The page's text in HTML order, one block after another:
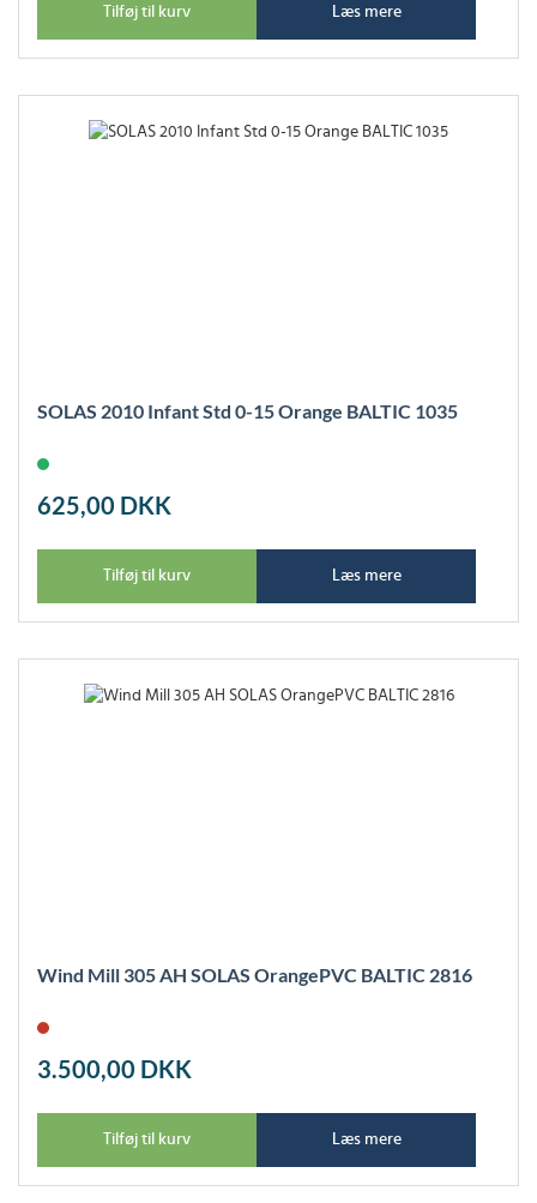
Tilføj til kurv Læs mere
SOLAS 2010 Infant Std 0-15 Orange BALTIC 1035
625,00 DKK
Tilføj til kurv Læs mere
Wind Mill 305 AH SOLAS OrangePVC BALTIC 2816
3.500,00 DKK
Tilføj til kurv Læs mere